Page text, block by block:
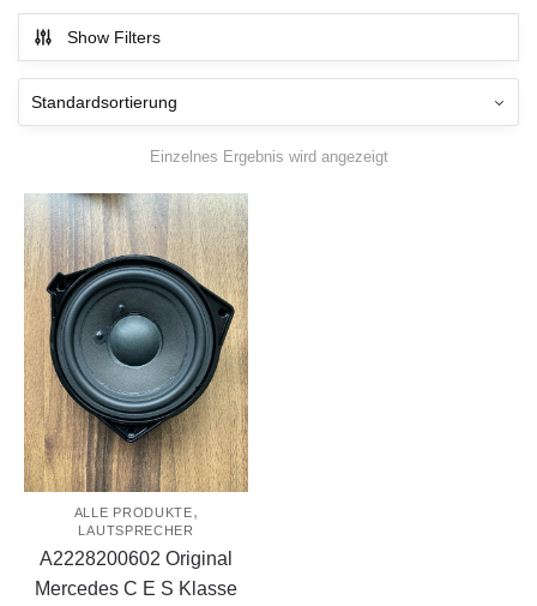
Show Filters
Einzelnes Ergebnis wird angezeigt
ALLE PRODUKTE,
LAUTSPRECHER
A2228200602 Original
Mercedes C E S Klasse